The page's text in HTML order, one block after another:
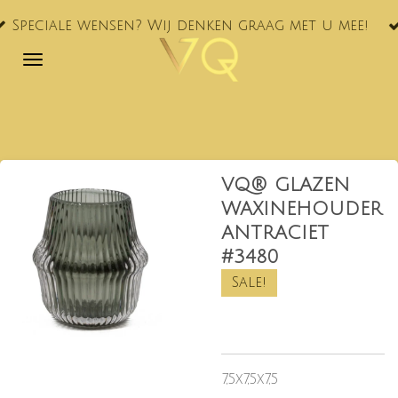
Ga
naar
Wij denken graag met u mee!
VQ® GLAZEN
WAXINEHOUDER
ANTRACIET
#3480
Sale!
7,5x7,5x7,5